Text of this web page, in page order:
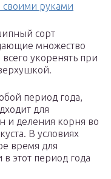
руками
сорт
множество
укоренять при
период года,
для
и деления корня во
В условиях
время для
этот период года